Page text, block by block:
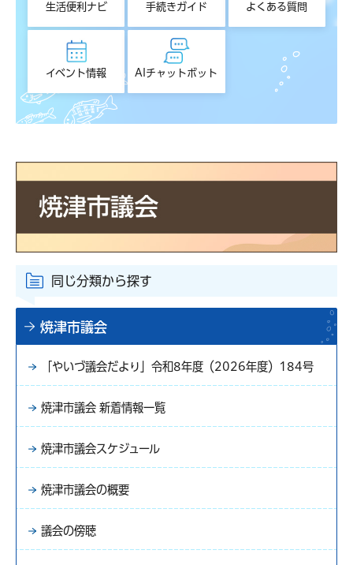
生活便利ナビ 手続きガイド よくある質問
イベント情報 AIチャットボット
同じ分類から探す
焼津市議会
「やいづ議会だより」令和8年度（2026年度）184号
焼津市議会 新着情報一覧
焼津市議会スケジュール
焼津市議会の概要
議会の傍聴